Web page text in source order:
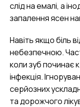
слід на емалі, а
запалення ясен
Навіть якщо біль
небезпечною.
коли зуб починає
інфекція.
серйозних
та дорожчого